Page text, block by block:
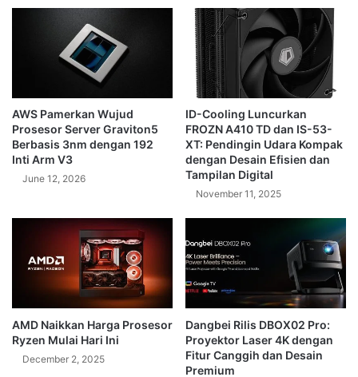
AWS Pamerkan Wujud
Prosesor Server Graviton5
Berbasis 3nm dengan 192
Inti Arm V3
June 12, 2026
ID-Cooling Luncurkan
FROZN A410 TD dan IS-53-
XT: Pendingin Udara Kompak
dengan Desain Efisien dan
Tampilan Digital
November 11, 2025
AMD Naikkan Harga Prosesor
Ryzen Mulai Hari Ini
December 2, 2025
Dangbei Rilis DBOX02 Pro:
Proyektor Laser 4K dengan
Fitur Canggih dan Desain
Premium